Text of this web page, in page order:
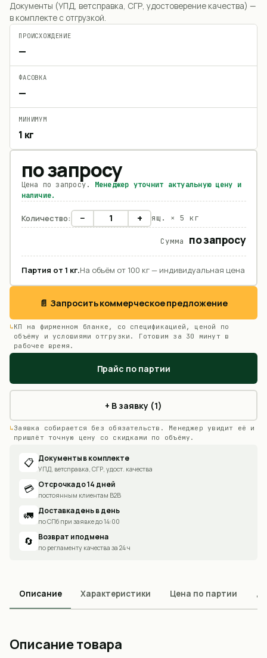
Документы (УПД, ветсправка, СГР, удостоверение качества) —
в комплекте с отгрузкой.
ПРОИСХОЖДЕНИЕ
—
ФАСОВКА
—
МИНИМУМ
1 кг
по запросу
Цена по запросу. Менеджер уточнит актуальную цену и
наличие.
Количество: − + ящ. × 5 кг
Сумма по запросу
Партия от 1 кг.На объём от 100 кг — индивидуальная цена
📄 Запросить коммерческое предложение
КП на фирменном бланке, со спецификацией, ценой по
объёму и условиями отгрузки. Готовим за 30 минут в
рабочее время.
Прайс по партии
+ В заявку (1)
Заявка собирается без обязательств. Менеджер увидит её и
пришлёт точную цену со скидками по объёму.
📋 Документы в комплекте
УПД, ветсправка, СГР, удост. качества
💳 Отсрочка до 14 дней
постоянным клиентам B2B
🚛 Доставка день в день
по СПб при заявке до 14:00
🔄 Возврат и подмена
по регламенту качества за 24 ч
Описание Характеристики Цена по партии
Описание товара